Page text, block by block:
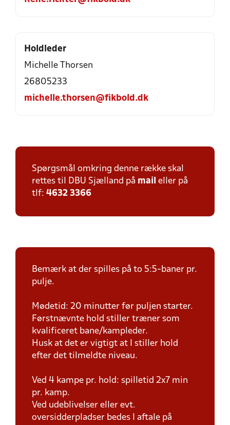
Holdleder
Michelle Thorsen
26805233
michelle.thorsen@fikbold.dk
Spørgsmål omkring denne række skal
rettes til DBU Sjælland på mail eller på
tlf: 4632 3366
Bemærk at der spilles på to 5:5-baner pr.
pulje.
Mødetid: 20 minutter før puljen starter.
Førstnævnte hold stiller træner som
kvalificeret bane/kampleder.
Husk at det er vigtigt at I stiller hold
efter det tilmeldte niveau.
Ved 4 kampe pr. hold: spilletid 2x7 min
pr. kamp.
Ved udeblivelser eller evt.
oversidderpladser bedes I aftale på